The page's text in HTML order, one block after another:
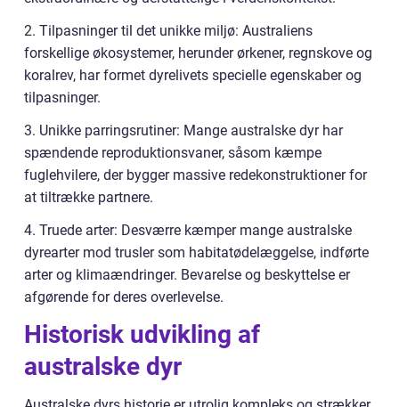
2. Tilpasninger til det unikke miljø: Australiens
forskellige økosystemer, herunder ørkener, regnskove og
koralrev, har formet dyrelivets specielle egenskaber og
tilpasninger.
3. Unikke parringsrutiner: Mange australske dyr har
spændende reproduktionsvaner, såsom kæmpe
fuglehvilere, der bygger massive redekonstruktioner for
at tiltrække partnere.
4. Truede arter: Desværre kæmper mange australske
dyrearter mod trusler som habitatødelæggelse, indførte
arter og klimaændringer. Bevarelse og beskyttelse er
afgørende for deres overlevelse.
Historisk udvikling af
australske dyr